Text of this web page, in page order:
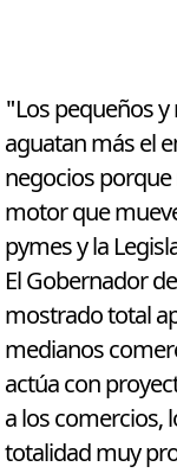
"Los pequeños
aguatan más el
negocios
motor que
pymes y la
El Gobernador
mostrado total
medianos
actúa con
a los comercios,
totalidad muy